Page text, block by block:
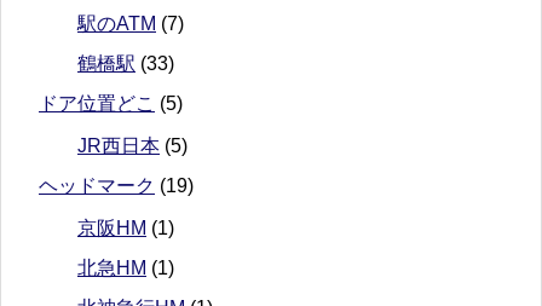
駅のATM (7)
鶴橋駅 (33)
ドア位置どこ (5)
JR西日本 (5)
ヘッドマーク (19)
京阪HM (1)
北急HM (1)